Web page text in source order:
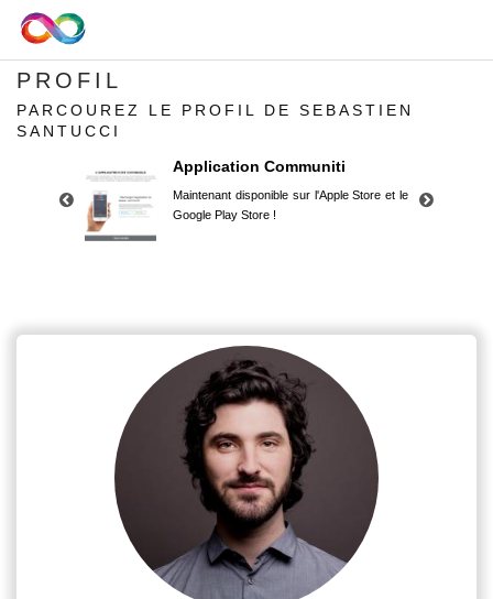
PROFIL
PARCOUREZ LE PROFIL DE SEBASTIEN
SANTUCCI
Application Communiti
Maintenant disponible sur l'Apple Store et le
Google Play Store !
Google Play Store !